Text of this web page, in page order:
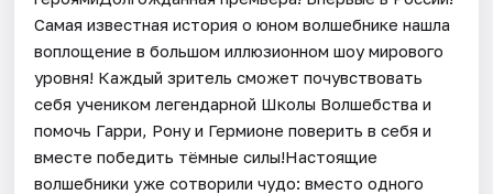
Самая известная история о юном волшебнике нашла
воплощение в большом иллюзионном шоу мирового
уровня! Каждый зритель сможет почувствовать
себя учеником легендарной Школы Волшебства и
помочь Гарри, Рону и Гермионе поверить в себя и
вместе победить тёмные силы!Настоящие
волшебники уже сотворили чудо: вместо одного